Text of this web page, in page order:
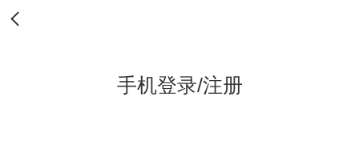
手机登录/注册